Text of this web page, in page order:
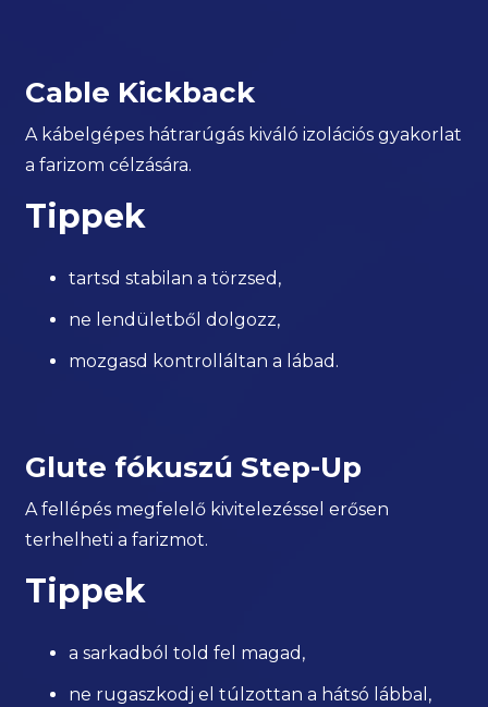
Cable Kickback
A kábelgépes hátrarúgás kiváló izolációs gyakorlat
a farizom célzására.
Tippek
tartsd stabilan a törzsed,
ne lendületből dolgozz,
mozgasd kontrolláltan a lábad.
Glute fókuszú Step-Up
A fellépés megfelelő kivitelezéssel erősen
terhelheti a farizmot.
Tippek
a sarkadból told fel magad,
ne rugaszkodj el túlzottan a hátsó lábbal,